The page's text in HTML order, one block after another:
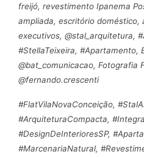
freijó, revestimento Ipanema
ampliada, escritório doméstico,
executivos, @stal_arquitetura,
#StellaTeixeira, #Apartamento,
@bat_comunicacao, Fotografia
@fernando.crescenti
#FlatVilaNovaConceição,
#ArquiteturaCompacta,
#DesignDeInterioresSP,
#MarcenariaNatural,